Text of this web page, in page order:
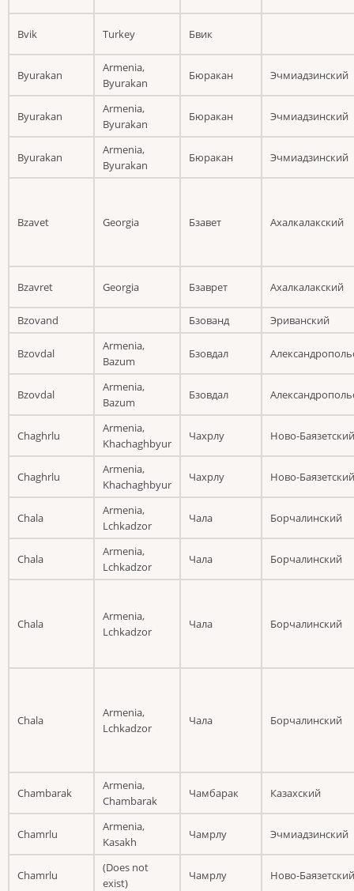
Bvik Turkey Бвик
Byurakan
Armenia,
Byurakan
Бюракан Эчмиадзинский
Byurakan
Armenia,
Byurakan
Бюракан Эчмиадзинский
Byurakan
Armenia,
Byurakan
Бюракан Эчмиадзинский
Bzavet Georgia Бзавет Ахалкалакский
Bzavret Georgia Бзаврет Ахалкалакский
Bzovand Бзованд Эриванский
Bzovdal
Armenia,
Bazum
Бзовдал
Bzovdal
Armenia,
Bazum
Бзовдал
Chaghrlu
Armenia,
Khachaghbyur
Чахрлу Ново-Баязетский
Chaghrlu
Armenia,
Khachaghbyur
Чахрлу Ново-Баязетский
Chala
Armenia,
Lchkadzor
Чала Борчалинский
Chala
Armenia,
Lchkadzor
Чала Борчалинский
Chala
Armenia,
Lchkadzor
Чала Борчалинский
Chala
Armenia,
Lchkadzor
Чала Борчалинский
Chambarak
Armenia,
Chambarak
Чамбарак Казахский
Chamrlu
Armenia,
Kasakh
Чамрлу Эчмиадзинский
Chamrlu
(Does not
exist)
Чамрлу Ново-Баязетский